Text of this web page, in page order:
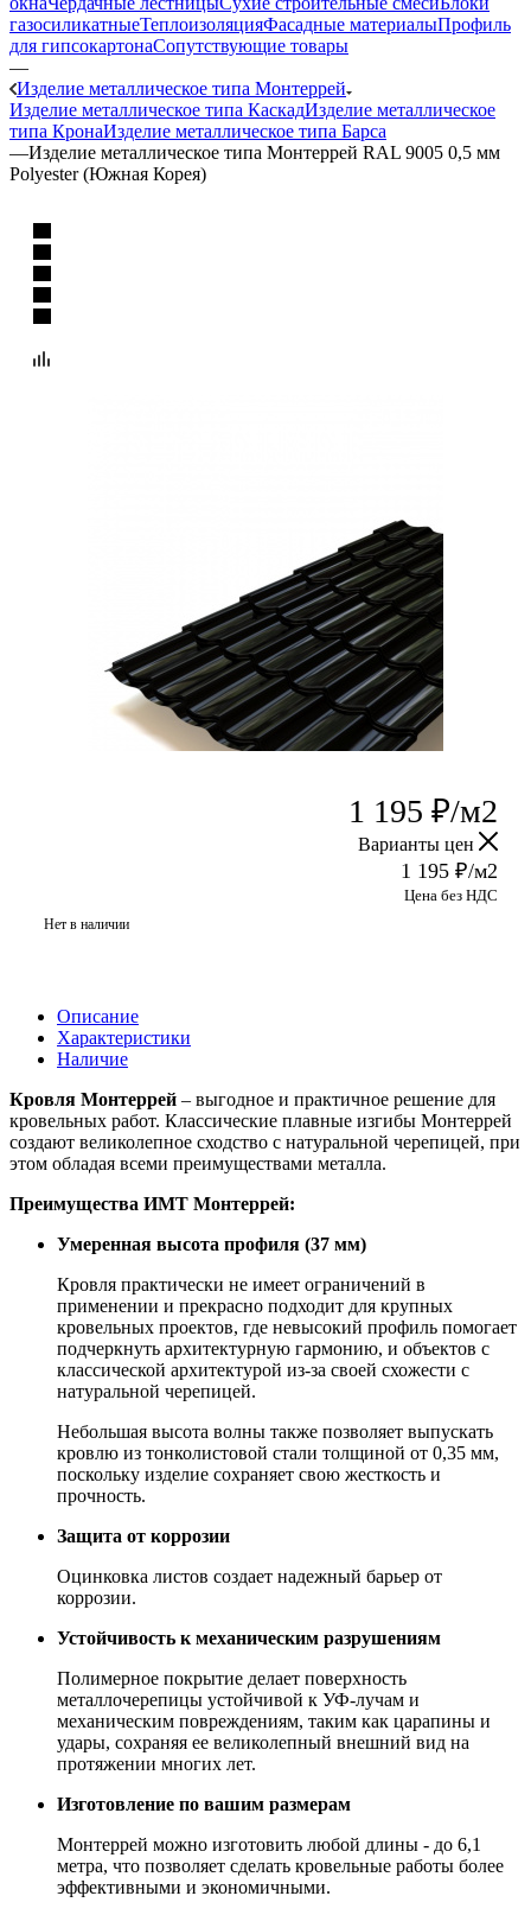
газосиликатныеТеплоизоляцияФасадные материалыПрофиль
для гипсокартонаСопутствующие товары
—
Изделие металлическое типа Монтеррей
Изделие металлическое типа КаскадИзделие металлическое
типа КронаИзделие металлическое типа Барса
—Изделие металлическое типа Монтеррей RAL 9005 0,5 мм
Polyester (Южная Корея)
1 195 ₽/м2
Варианты цен
1 195 ₽/м2
Цена без НДС
Нет в наличии
Описание
Характеристики
Наличие
Кровля Монтеррей – выгодное и практичное решение для
кровельных работ. Классические плавные изгибы Монтеррей
создают великолепное сходство с натуральной черепицей, при
этом обладая всеми преимуществами металла.
Преимущества ИМТ Монтеррей:
Умеренная высота профиля (37 мм)
Кровля практически не имеет ограничений в
применении и прекрасно подходит для крупных
кровельных проектов, где невысокий профиль помогает
подчеркнуть архитектурную гармонию, и объектов с
классической архитектурой из-за своей схожести с
натуральной черепицей.
Небольшая высота волны также позволяет выпускать
кровлю из тонколистовой стали толщиной от 0,35 мм,
поскольку изделие сохраняет свою жесткость и
прочность.
Защита от коррозии
Оцинковка листов создает надежный барьер от
коррозии.
Устойчивость к механическим разрушениям
Полимерное покрытие делает поверхность
металлочерепицы устойчивой к УФ-лучам и
механическим повреждениям, таким как царапины и
удары, сохраняя ее великолепный внешний вид на
протяжении многих лет.
Изготовление по вашим размерам
Монтеррей можно изготовить любой длины - до 6,1
метра, что позволяет сделать кровельные работы более
эффективными и экономичными.